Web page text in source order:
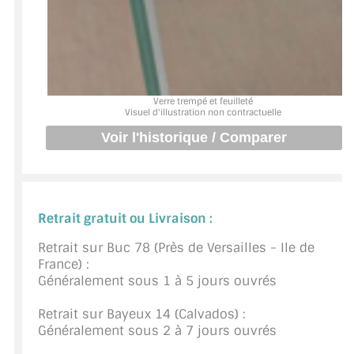
BARRES DE STABILISATION
JOINTS D'ÉTANCHÉITÉS
FIXATION GARDES CORPS
SYSTÈMES PIVOTANTS
SYSTÈMES COULISSANTS
EXEMPLES, RÉALISATIONS, INSPIRATIONS
COMMENT COUPER DU VERRE ?
Verre trempé et feuilleté
Visuel d'illustration non contractuelle
Retrait gratuit ou Livraison :
Retrait sur Buc 78 (Près de Versailles - Ile de
France) :
Généralement sous 1 à 5 jours ouvrés
Retrait sur Bayeux 14 (Calvados) :
Généralement sous 2 à 7 jours ouvrés